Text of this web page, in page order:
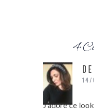
4
14/
J’adore ce